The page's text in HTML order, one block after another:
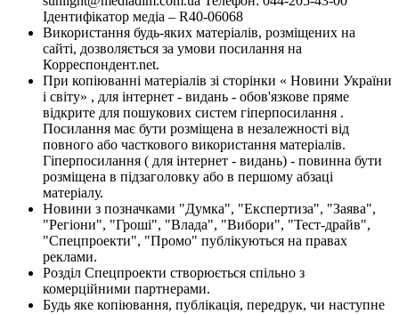
Ідентифікатор медіа – R40-06068
Використання будь-яких матеріалів, розміщених на
сайті, дозволяється за умови посилання на
Корреспондент.net.
При копіюванні матеріалів зі сторінки « Новини України
і світу» , для інтернет - видань - обов'язкове пряме
відкрите для пошукових систем гіперпосилання .
Посилання має бути розміщена в незалежності від
повного або часткового використання матеріалів.
Гіперпосилання ( для інтернет - видань) - повинна бути
розміщена в підзаголовку або в першому абзаці
матеріалу.
Новини з позначками "Думка", "Експертиза", "Заява",
"Регіони", "Гроші", "Влада", "Вибори", "Тест-драйв",
"Спецпроекти", "Промо" публікуються на правах
реклами.
Розділ Спецпроекти створюється спільно з
комерційними партнерами.
Будь яке копіювання, публікація, передрук, чи наступне